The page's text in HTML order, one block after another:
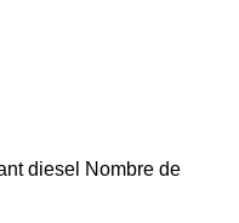
diesel Nombre de